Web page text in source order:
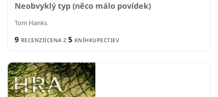
Neobvyklý typ (něco málo povídek)
Tom Hanks
9 RECENZIÍCENA Z 5 KNÍHKUPECTIEV